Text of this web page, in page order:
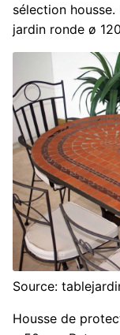
sélection
jardin ronde ø
Source:
Housse de